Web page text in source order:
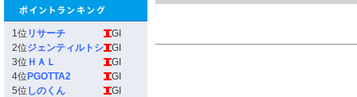
1位 リサーチ
GI
2位ジェンティルトシ
GI
3位 ＨＡＬ
GI
4位 PGOTTA2
GI
5位 しのくん
GI